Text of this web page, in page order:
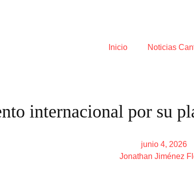
Inicio Noticias
internacional por su
junio 4, 2026
Jonathan Jiménez